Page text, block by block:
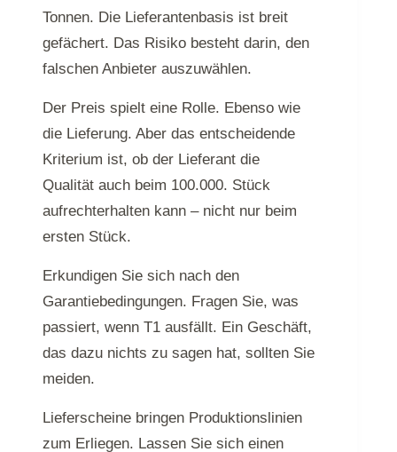
Tonnen. Die Lieferantenbasis ist breit
gefächert. Das Risiko besteht darin, den
falschen Anbieter auszuwählen.
Der Preis spielt eine Rolle. Ebenso wie
die Lieferung. Aber das entscheidende
Kriterium ist, ob der Lieferant die
Qualität auch beim 100.000. Stück
aufrechterhalten kann – nicht nur beim
ersten Stück.
Erkundigen Sie sich nach den
Garantiebedingungen. Fragen Sie, was
passiert, wenn T1 ausfällt. Ein Geschäft,
das dazu nichts zu sagen hat, sollten Sie
meiden.
Lieferscheine bringen Produktionslinien
zum Erliegen. Lassen Sie sich einen